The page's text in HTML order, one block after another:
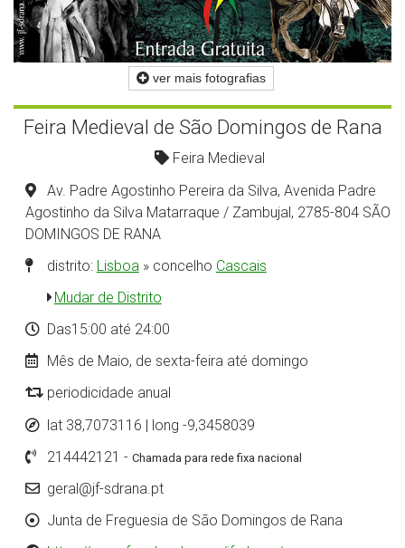
ver mais fotografias
Feira Medieval de São Domingos de Rana
Feira Medieval
Av. Padre Agostinho Pereira da Silva, Avenida Padre
Agostinho da Silva Matarraque / Zambujal, 2785-804 SÃO
DOMINGOS DE RANA
distrito: Lisboa » concelho Cascais
Mudar de Distrito
Das15:00 até 24:00
Mês de Maio, de sexta-feira até domingo
periodicidade anual
lat 38,7073116 | long -9,3458039
214442121 - Chamada para rede fixa nacional
geral@jf-sdrana.pt
Junta de Freguesia de São Domingos de Rana